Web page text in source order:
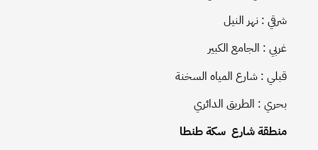
شرقي : نهر النيل
غربي : الجامع الكبير
قبلي : شارع المياه السخنة
بحري : الطريق الدائري
منطقة شارع سكة طنطا